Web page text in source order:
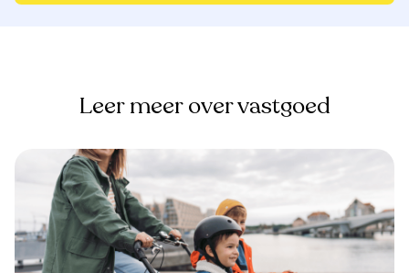
Leer meer over vastgoed